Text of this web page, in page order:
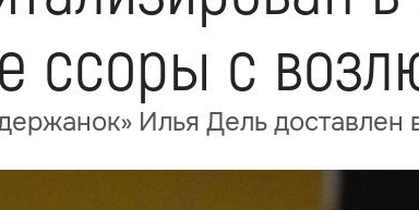
ссоры с
Илья Дель